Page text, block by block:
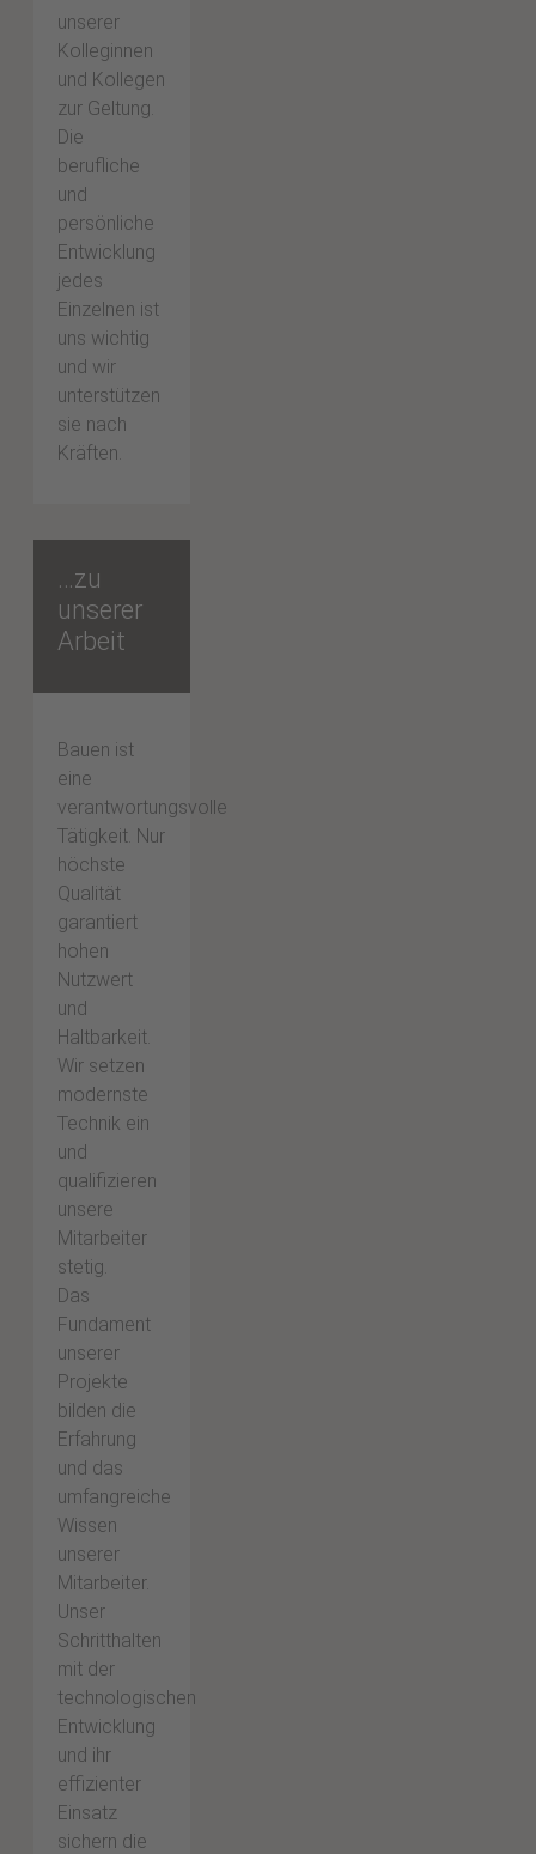
unserer
Kolleginnen
und Kollegen
zur Geltung.
Die
berufliche
und
persönliche
Entwicklung
jedes
Einzelnen ist
uns wichtig
und wir
unterstützen
sie nach
Kräften.
…zu
unserer
Arbeit
Bauen ist
eine
verantwortungsvolle
Tätigkeit. Nur
höchste
Qualität
garantiert
hohen
Nutzwert
und
Haltbarkeit.
Wir setzen
modernste
Technik ein
und
qualifizieren
unsere
Mitarbeiter
stetig.
Das
Fundament
unserer
Projekte
bilden die
Erfahrung
und das
umfangreiche
Wissen
unserer
Mitarbeiter.
Unser
Schritthalten
mit der
technologischen
Entwicklung
und ihr
effizienter
Einsatz
sichern die